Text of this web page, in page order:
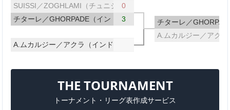
SUISSI／ZOGHLAMI（チュニジア）
0
チターレ／GHORPADE（インド）
3
A.ムカルジー／アクラ（インド）
チターレ／
A.ムカルジー／アク
THE TOURNAMENT
トーナメント・リーグ表作成サービス